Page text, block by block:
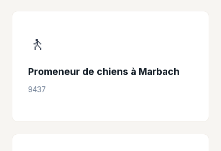
🚶
Promeneur de chiens à Marbach
9437